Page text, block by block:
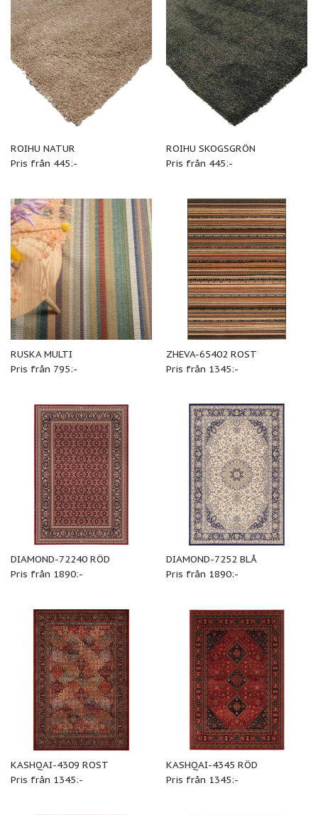
ROIHU NATUR
Pris från 445:-
ROIHU SKOGSGRÖN
Pris från 445:-
RUSKA MULTI
Pris från 795:-
ZHEVA-65402 ROST
Pris från 1345:-
DIAMOND-72240 RÖD
Pris från 1890:-
DIAMOND-7252 BLÅ
Pris från 1890:-
KASHQAI-4309 ROST
Pris från 1345:-
KASHQAI-4345 RÖD
Pris från 1345:-